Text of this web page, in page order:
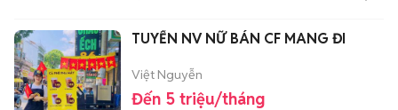
TUYỂN NV NỮ BÁN CF MANG ĐI
Việt Nguyễn
Đến 5 triệu/tháng